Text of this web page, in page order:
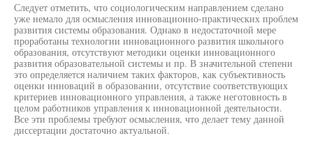
Следует отметить, что социологическим направлением сделано
уже немало для осмысления инновационно-практических проблем
развития системы образования. Однако в недостаточной мере
проработаны технологии инновационного развития школьного
образования, отсутствуют методики оценки инновационного
развития образовательной системы и пр. В значительной степени
это определяется наличием таких факторов, как субъективность
оценки инноваций в образовании, отсутствие соответствующих
критериев инновационного управления, а также неготовность в
целом работников управления к инновационной деятельности.
Все эти проблемы требуют осмысления, что делает тему данной
диссертации достаточно актуальной.